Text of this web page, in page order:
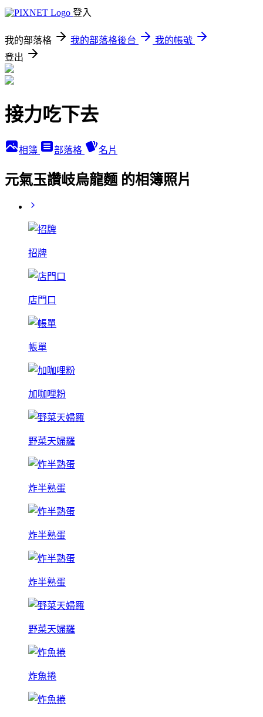
登入
我的部落格 我的部落格後台
我的帳號
登出
接力吃下去
相簿 部落格 名片
元氣玉讚岐烏龍麵 的相簿照片
招牌
店門口
帳單
加咖哩粉
野菜天婦羅
炸半熟蛋
炸半熟蛋
炸半熟蛋
野菜天婦羅
炸魚捲